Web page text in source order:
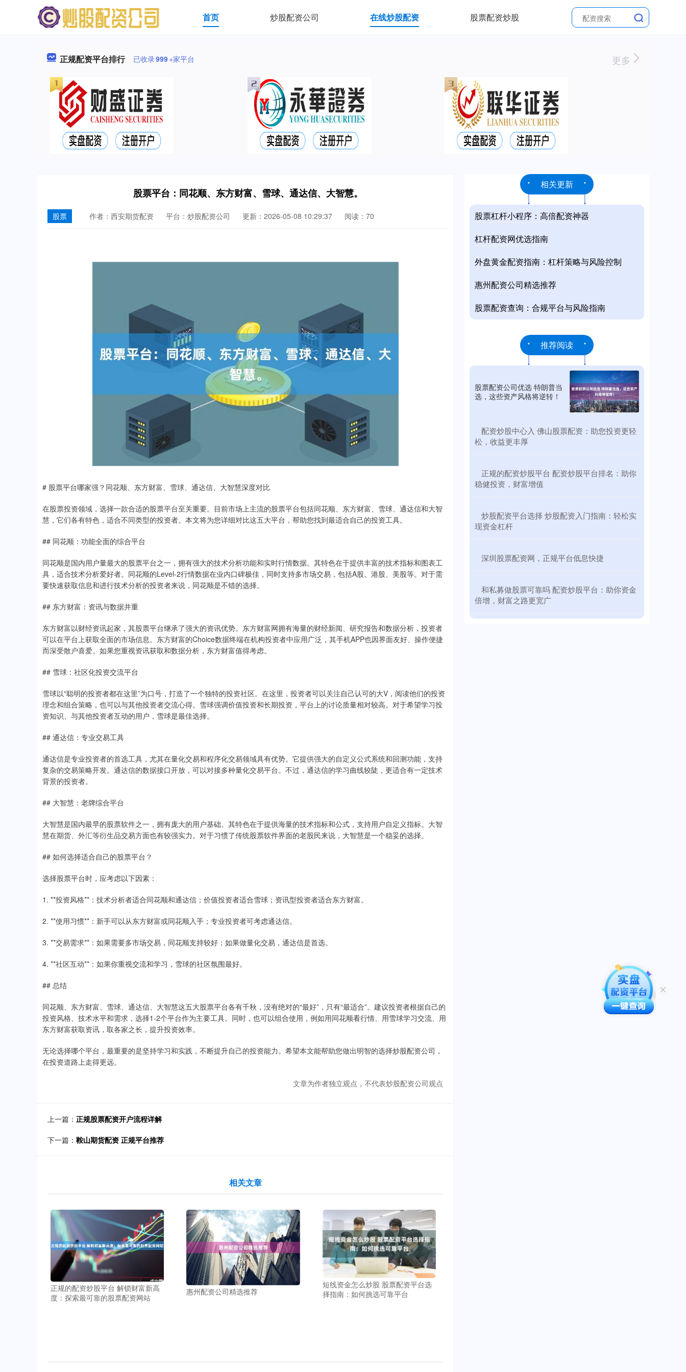
首页 炒股配资公司 在线炒股配资 股票配资炒股
正规配资平台排行 已收录999+家平台 更多
股票平台：同花顺、东方财富、雪球、通达信、大智慧。
股票 作者：西安期货配资 平台：炒股配资公司 更新：2026-05-08 10:29:37 阅读：70
# 股票平台哪家强？同花顺、东方财富、雪球、通达信、大智慧深度对比
在股票投资领域，选择一款合适的股票平台至关重要。目前市场上主流的股票平台包括同花顺、东方财富、雪球、通达信和大智
慧，它们各有特色，适合不同类型的投资者。本文将为您详细对比这五大平台，帮助您找到最适合自己的投资工具。
## 同花顺：功能全面的综合平台
同花顺是国内用户量最大的股票平台之一，拥有强大的技术分析功能和实时行情数据。其特色在于提供丰富的技术指标和图表工
具，适合技术分析爱好者。同花顺的Level-2行情数据在业内口碑极佳，同时支持多市场交易，包括A股、港股、美股等。对于需
要快速获取信息和进行技术分析的投资者来说，同花顺是不错的选择。
## 东方财富：资讯与数据并重
东方财富以财经资讯起家，其股票平台继承了强大的资讯优势。东方财富网拥有海量的财经新闻、研究报告和数据分析，投资者
可以在平台上获取全面的市场信息。东方财富的Choice数据终端在机构投资者中应用广泛，其手机APP也因界面友好、操作便捷
而深受散户喜爱。如果您重视资讯获取和数据分析，东方财富值得考虑。
## 雪球：社区化投资交流平台
雪球以“聪明的投资者都在这里”为口号，打造了一个独特的投资社区。在这里，投资者可以关注自己认可的大V，阅读他们的投资
理念和组合策略，也可以与其他投资者交流心得。雪球强调价值投资和长期投资，平台上的讨论质量相对较高。对于希望学习投
资知识、与其他投资者互动的用户，雪球是最佳选择。
## 通达信：专业交易工具
通达信是专业投资者的首选工具，尤其在量化交易和程序化交易领域具有优势。它提供强大的自定义公式系统和回测功能，支持
复杂的交易策略开发。通达信的数据接口开放，可以对接多种量化交易平台。不过，通达信的学习曲线较陡，更适合有一定技术
背景的投资者。
## 大智慧：老牌综合平台
大智慧是国内最早的股票软件之一，拥有庞大的用户基础。其特色在于提供海量的技术指标和公式，支持用户自定义指标。大智
慧在期货、外汇等衍生品交易方面也有较强实力。对于习惯了传统股票软件界面的老股民来说，大智慧是一个稳妥的选择。
## 如何选择适合自己的股票平台？
选择股票平台时，应考虑以下因素：
1. **投资风格**：技术分析者适合同花顺和通达信；价值投资者适合雪球；资讯型投资者适合东方财富。
2. **使用习惯**：新手可以从东方财富或同花顺入手；专业投资者可考虑通达信。
3. **交易需求**：如果需要多市场交易，同花顺支持较好；如果做量化交易，通达信是首选。
4. **社区互动**：如果你重视交流和学习，雪球的社区氛围最好。
## 总结
同花顺、东方财富、雪球、通达信、大智慧这五大股票平台各有千秋，没有绝对的“最好”，只有“最适合”。建议投资者根据自己的
投资风格、技术水平和需求，选择1-2个平台作为主要工具。同时，也可以组合使用，例如用同花顺看行情、用雪球学习交流、用
东方财富获取资讯，取各家之长，提升投资效率。
无论选择哪个平台，最重要的是坚持学习和实践，不断提升自己的投资能力。希望本文能帮助您做出明智的选择炒股配资公司，
在投资道路上走得更远。
文章为作者独立观点，不代表炒股配资公司观点
上一篇： 正规股票配资开户流程详解
下一篇： 鞍山期货配资 正规平台推荐
相关文章
正规的配资炒股平台 解锁财富新高
度：探索最可靠的股票配资网站
惠州配资公司精选推荐
短线资金怎么炒股 股票配资平台选
择指南：如何挑选可靠平台
相关更新
股票杠杆小程序：高倍配资神器
杠杆配资网优选指南
外盘黄金配资指南：杠杆策略与风险控制
惠州配资公司精选推荐
股票配资查询：合规平台与风险指南
推荐阅读
股票配资公司优选 特朗普当
选，这些资产风格将逆转！
​配资炒股中心入 佛山股票配资：助您投资更轻
松，收益更丰厚
​正规的配资炒股平台 配资炒股平台排名：助你
稳健投资，财富增值
​炒股配资平台选择 炒股配资入门指南：轻松实
现资金杠杆
​深圳股票配资网，正规平台低息快捷
​和私募做股票可靠吗 配资炒股平台：助你资金
倍增，财富之路更宽广